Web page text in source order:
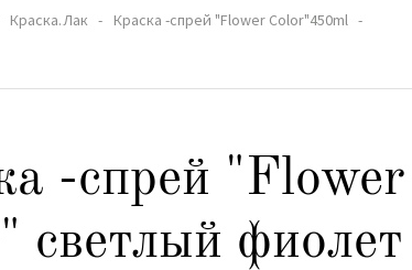
Краска.Лак
Краска -спрей "Flower Color"450ml
-спрей "Flower
светлый фиолет